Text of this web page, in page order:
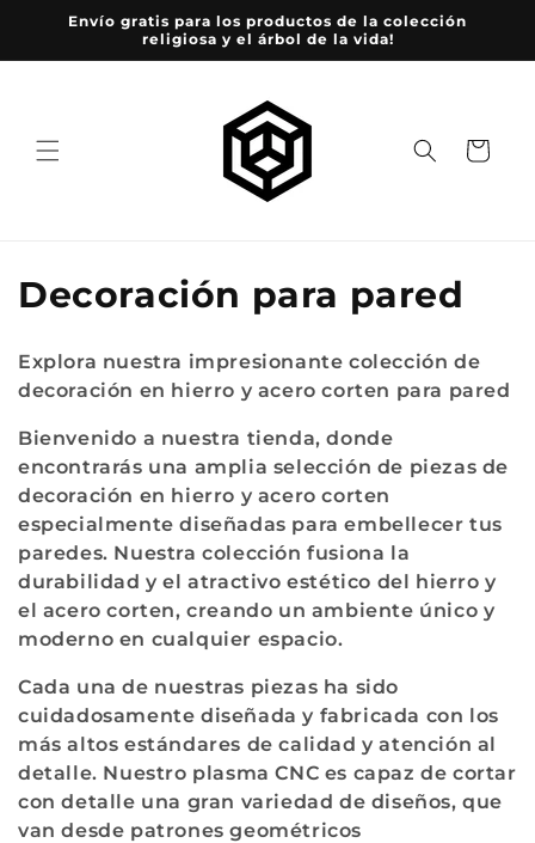
directamente
Envío gratis para los productos de la colección
religiosa y el árbol de la vida!
Carrito
C
l
e
c
c
i
ó
:
Decoración para pared
Explora nuestra impresionante colección de
decoración en hierro y acero corten para pared
Bienvenido a nuestra tienda, donde
encontrarás una amplia selección de piezas de
decoración en hierro y acero corten
especialmente diseñadas para embellecer tus
paredes. Nuestra colección fusiona la
durabilidad y el atractivo estético del hierro y
el acero corten, creando un ambiente único y
moderno en cualquier espacio.
Cada una de nuestras piezas ha sido
cuidadosamente diseñada y fabricada con los
más altos estándares de calidad y atención al
detalle. Nuestro plasma CNC es capaz de cortar
con detalle una gran variedad de diseños, que
van desde patrones geométricos